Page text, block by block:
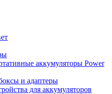
аккумуляторы Power
и адаптеры
для аккумуляторов